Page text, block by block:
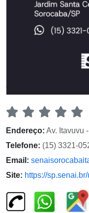
Endereço: Av. Itavuvu
Telefone: (15) 3321-
Email:
Site: https://